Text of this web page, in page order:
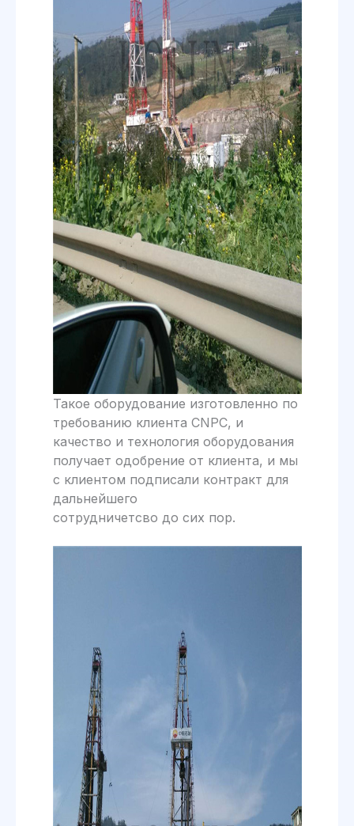
Такое оборудование изготовленно по
требованию клиента CNPC, и
качество и технология оборудования
получает одобрение от клиента, и мы
с клиентом подписали контракт для
дальнейшего
сотрудничетсво до сих пор.